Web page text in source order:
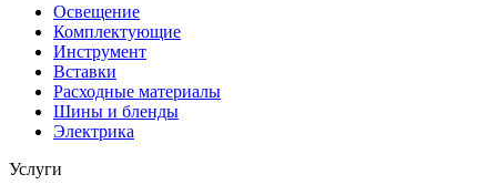
Освещение
Комплектующие
Инструмент
Вставки
Расходные материалы
Шины и бленды
Электрика
Услуги